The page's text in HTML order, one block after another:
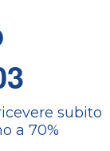
subito
a 70%